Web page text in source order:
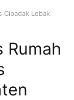
Cibadak Lebak
Rumah